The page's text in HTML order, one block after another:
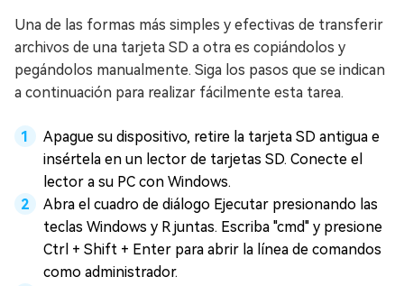
Una de las formas más simples y efectivas de transferir
archivos de una tarjeta SD a otra es copiándolos y
pegándolos manualmente. Siga los pasos que se indican
a continuación para realizar fácilmente esta tarea.
Apague su dispositivo, retire la tarjeta SD antigua e
insértela en un lector de tarjetas SD. Conecte el
lector a su PC con Windows.
Abra el cuadro de diálogo Ejecutar presionando las
teclas Windows y R juntas. Escriba "cmd" y presione
Ctrl + Shift + Enter para abrir la línea de comandos
como administrador.